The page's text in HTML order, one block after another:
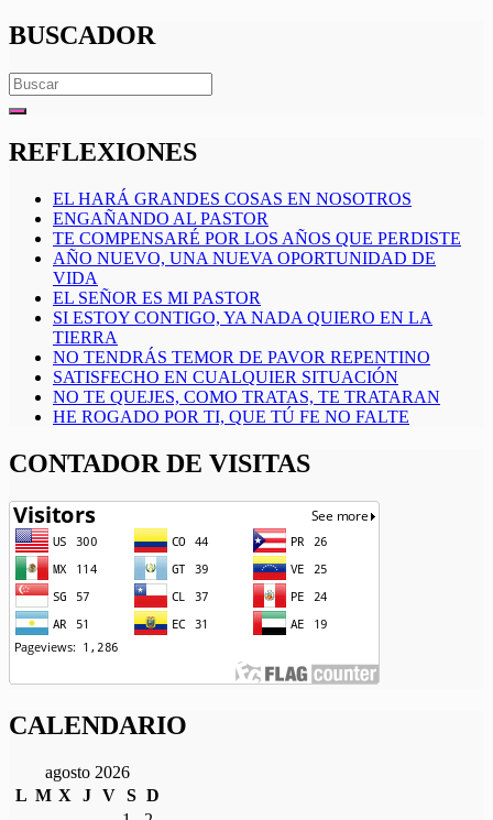
BUSCADOR
Search
for:
REFLEXIONES
EL HARÁ GRANDES COSAS EN NOSOTROS
ENGAÑANDO AL PASTOR
TE COMPENSARÉ POR LOS AÑOS QUE PERDISTE
AÑO NUEVO, UNA NUEVA OPORTUNIDAD DE
VIDA
EL SEÑOR ES MI PASTOR
SI ESTOY CONTIGO, YA NADA QUIERO EN LA
TIERRA
NO TENDRÁS TEMOR DE PAVOR REPENTINO
SATISFECHO EN CUALQUIER SITUACIÓN
NO TE QUEJES, COMO TRATAS, TE TRATARAN
HE ROGADO POR TI, QUE TÚ FE NO FALTE
CONTADOR DE VISITAS
CALENDARIO
agosto 2026
L M X J V S D